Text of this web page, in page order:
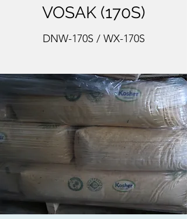
VOSAK (170S)
DNW-170S / WX-170S